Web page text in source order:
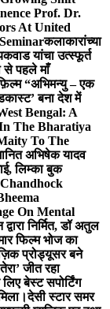
Prof. Dr.
At United
कलाकारांच्या
यांचा उत्स्फूर्त
से पहले माँ
“अभिमन्यु – एक
बना देश में
Bengal: A
The Bharatiya
To The
अभिषेक यादव
लिम्का बुक
On Mental
निर्मित, डॉ अतुल
फिल्म भोज का
प्रोड्यूसर बने
जीत रहा
बेस्ट सपोर्टिंग
देसी स्टार समर